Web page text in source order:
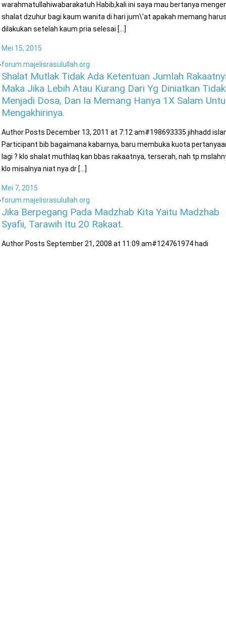
warahmatullahiwabarakatuh Habib,kali ini saya mau bertanya
shalat dzuhur bagi kaum wanita di hari jum\’at apakah memang
dilakukan setelah kaum pria selesai [...]
Mei 15, 2015
forum.majelisrasulullah.org
Shalat Mutlak Tidak Ada Ketentuan Jumlah
Maka Jika Lebih Atau Kurang Dari Yg Diniatkan Tidak
Menjadi Dosa, Dan Ia Memang Hanya 1X Salam
Mengakhirinya.
Author Posts December 13, 2011 at 7:12 am#198693335 jihhadd
Participant bib bagaimana kabarnya, baru membuka kuota
lagi ? klo shalat muthlaq kan bbas rakaatnya, terserah, nah tp
klo misalnya niat nya dr [...]
Mei 7, 2015
forum.majelisrasulullah.org
Jika Berpegang Pada Madzhab Kita Yaitu Madzhab
Syafii, Tarawih Itu 20 Rakaat.
Author Posts September 21, 2008 at 11:09 am#124761974 hadi